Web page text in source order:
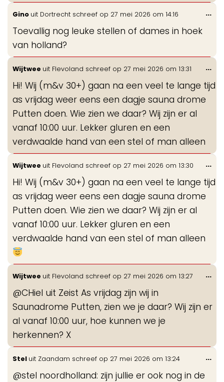
Gino uit Dortrecht schreef op 27 mei 2026 om 14:16
Toevallig nog leuke stellen of dames in hoek
van holland?
...
Wijtwee uit Flevoland schreef op 27 mei 2026 om 13:31
Hi! Wij (m&v 30+) gaan na een veel te lange tijd
as vrijdag weer eens een dagje sauna drome
Putten doen. Wie zien we daar? Wij zijn er al
vanaf 10:00 uur. Lekker gluren en een
verdwaalde hand van een stel of man alleen
...
Wijtwee uit Flevoland schreef op 27 mei 2026 om 13:30
Hi! Wij (m&v 30+) gaan na een veel te lange tijd
as vrijdag weer eens een dagje sauna drome
Putten doen. Wie zien we daar? Wij zijn er al
vanaf 10:00 uur. Lekker gluren en een
verdwaalde hand van een stel of man alleen
...
Wijtwee uit Flevoland schreef op 27 mei 2026 om 13:27
@CHiel uit Zeist As vrijdag zijn wij in
Saunadrome Putten, zien we je daar? Wij zijn er
al vanaf 10:00 uur, hoe kunnen we je
herkennen? X
...
Stel uit Zaandam schreef op 27 mei 2026 om 13:24
@stel noordholland: zijn jullie er ook nog in de
...